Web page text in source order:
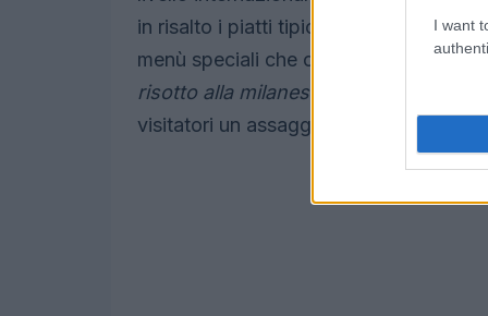
I want
in risalto i piatti tipici, sia di Milano
menù speciali che celebrano i
risotto alla milanese
visitatori un assaggio della cultura